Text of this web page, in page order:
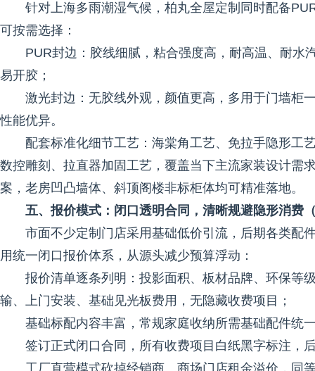
针对上海多雨潮湿气候，柏丸全屋定制同时配备
可按需选择：
PUR封边：胶线细腻，粘合强度高，耐高温、耐水
易开胶；
激光封边：无胶线外观，颜值更高，多用于门墙柜
性能优异。
配套标准化细节工艺：海棠角工艺、免拉手隐形工
数控雕刻、拉直器加固工艺，覆盖当下主流家装设计需
案，老房凹凸墙体、斜顶阁楼非标柜体均可精准落地。
五、报价模式：闭口透明合同，清晰规避隐形消费
市面不少定制门店采用基础低价引流，后期各类配
用统一闭口报价体系，从源头减少预算浮动：
报价清单逐条列明：投影面积、板材品牌、环保等
输、上门安装、基础见光板费用，无隐藏收费项目；
基础标配内容丰富，常规家庭收纳所需基础配件统
签订正式闭口合同，所有收费项目白纸黑字标注，